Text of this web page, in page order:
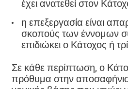
έχει ανατεθεί στον
η επεξεργασία είναι
σκοπούς των έννομων
επιδιώκει ο Κάτοχος ή
Σε κάθε περίπτωση, ο
πρόθυμα στην